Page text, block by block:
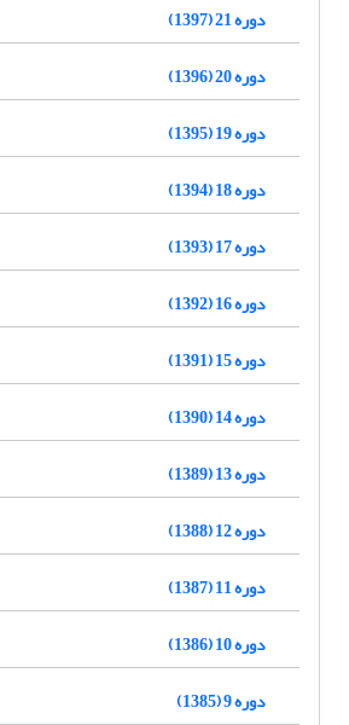
دوره 21 (1397)
دوره 20 (1396)
دوره 19 (1395)
دوره 18 (1394)
دوره 17 (1393)
دوره 16 (1392)
دوره 15 (1391)
دوره 14 (1390)
دوره 13 (1389)
دوره 12 (1388)
دوره 11 (1387)
دوره 10 (1386)
دوره 9 (1385)